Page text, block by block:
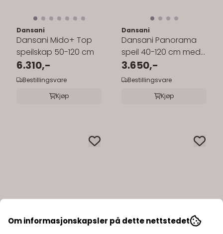
Dansani
Dansani Mido+ Top
speilskap 50-120 cm
6.310,-
Bestillingsvare
Kjøp
Dansani
Dansani Panorama
speil 40-120 cm med
belysning
3.650,-
Bestillingsvare
Kjøp
Om informasjonskapsler på dette nettstedet